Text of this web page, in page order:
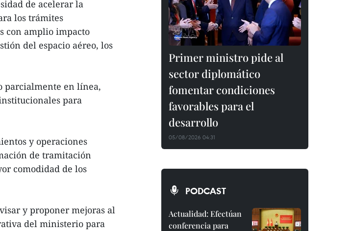
de acelerar la
los trámites
con amplio impacto
del espacio aéreo, los
parcialmente en línea,
para
y operaciones
de tramitación
comodidad de los
y proponer mejoras al
del ministerio para
Primer ministro pide al
sector diplomático
fomentar condiciones
favorables para el
desarrollo
05/08/2026 04:31
PODCAST
Actualidad: Efectúan
conferencia para